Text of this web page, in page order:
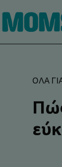
ΌΛΑ